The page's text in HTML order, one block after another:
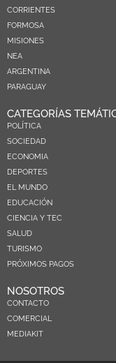
CORRIENTES
FORMOSA
MISIONES
NEA
ARGENTINA
PARAGUAY
CATEGORÍAS
POLÍTICA
SOCIEDAD
ECONOMIA
DEPORTES
EL MUNDO
EDUCACIÓN
CIENCIA Y TEC
SALUD
TURISMO
PRÓXIMOS PAGOS
NOSOTROS
CONTACTO
COMERCIAL
MEDIAKIT